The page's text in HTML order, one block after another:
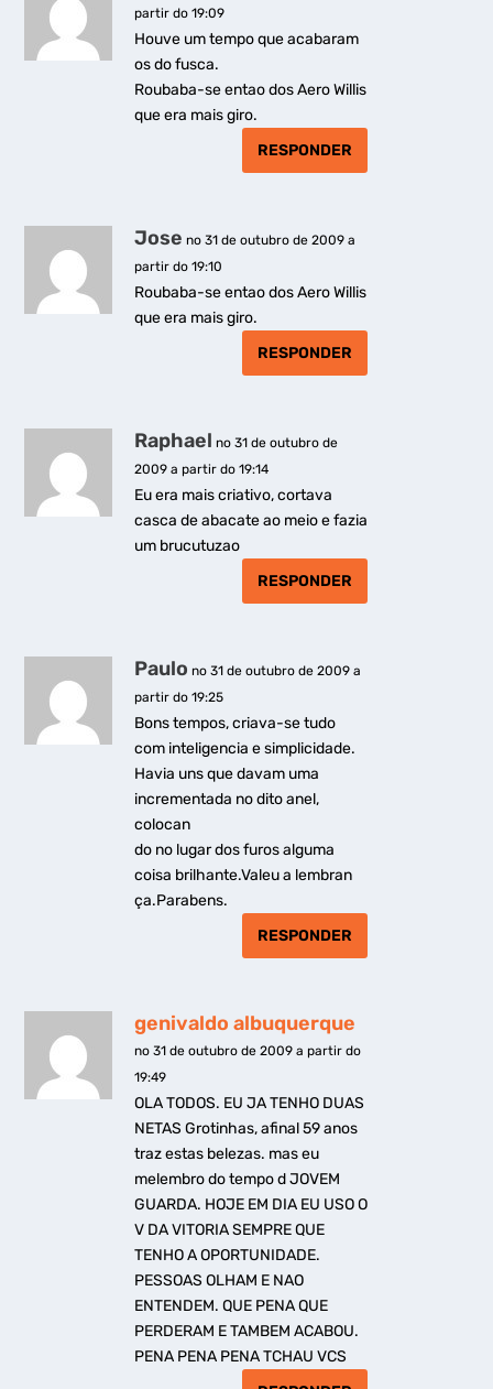
partir do 19:09
Houve um tempo que acabaram
os do fusca.
Roubaba-se entao dos Aero Willis
que era mais giro.
RESPONDER
Jose no 31 de outubro de 2009 a
partir do 19:10
Roubaba-se entao dos Aero Willis
que era mais giro.
RESPONDER
Raphael no 31 de outubro de
2009 a partir do 19:14
Eu era mais criativo, cortava
casca de abacate ao meio e fazia
um brucutuzao
RESPONDER
Paulo no 31 de outubro de 2009 a
partir do 19:25
Bons tempos, criava-se tudo
com inteligencia e simplicidade.
Havia uns que davam uma
incrementada no dito anel,
colocan
do no lugar dos furos alguma
coisa brilhante.Valeu a lembran
ça.Parabens.
RESPONDER
genivaldo albuquerque
no 31 de outubro de 2009 a partir do
19:49
OLA TODOS. EU JA TENHO DUAS
NETAS Grotinhas, afinal 59 anos
traz estas belezas. mas eu
melembro do tempo d JOVEM
GUARDA. HOJE EM DIA EU USO O
V DA VITORIA SEMPRE QUE
TENHO A OPORTUNIDADE.
PESSOAS OLHAM E NAO
ENTENDEM. QUE PENA QUE
PERDERAM E TAMBEM ACABOU.
PENA PENA PENA TCHAU VCS